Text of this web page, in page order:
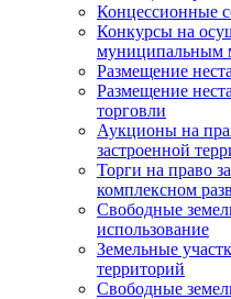
Концессионные
Конкурсы на
муниципальным
Размещение
Размещение
торговли
Аукционы на
застроенной
Торги на право
комплексном
Свободные
использование
Земельные
территорий
Свободные